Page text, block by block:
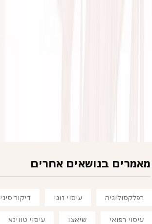
מאמרים בנושאים אחרים
רפלקסולוגיה עיסוי זוגי דיקור סיני
עיסוי רפואי שיאצו עיסוי טווינא